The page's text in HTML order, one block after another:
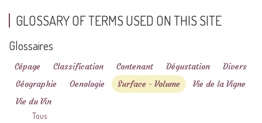
GLOSSARY OF TERMS USED ON THIS SITE
Glossaires
Cépage Classification Contenant Dégustation
Divers
Géographie
Oenologie Surface - Volume
Vie de la Vigne
Vie du Vin
Tous